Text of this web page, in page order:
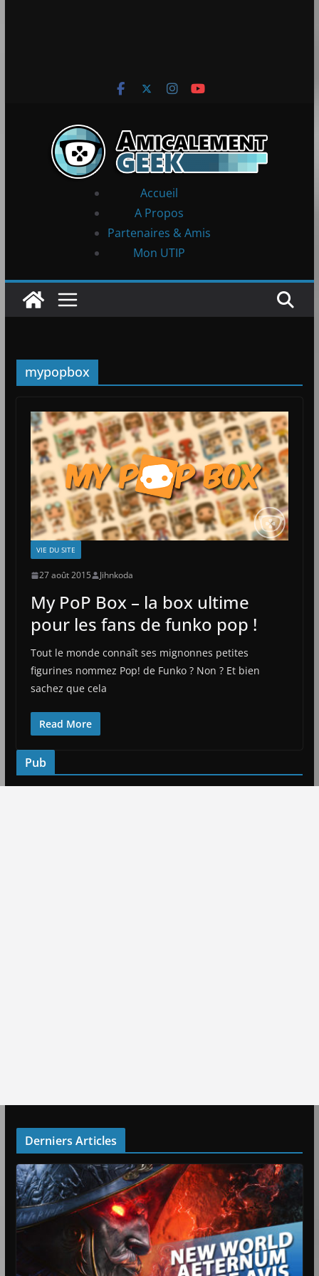
Accueil
A Propos
Partenaires & Amis
Mon UTIP
mypopbox
VIE DU SITE
27 août 2015 Jihnkoda
My PoP Box – la box ultime
pour les fans de funko pop !
Tout le monde connaît ses mignonnes petites
figurines nommez Pop! de Funko ? Non ? Et bien
sachez que cela
Read More
Pub
Derniers Articles